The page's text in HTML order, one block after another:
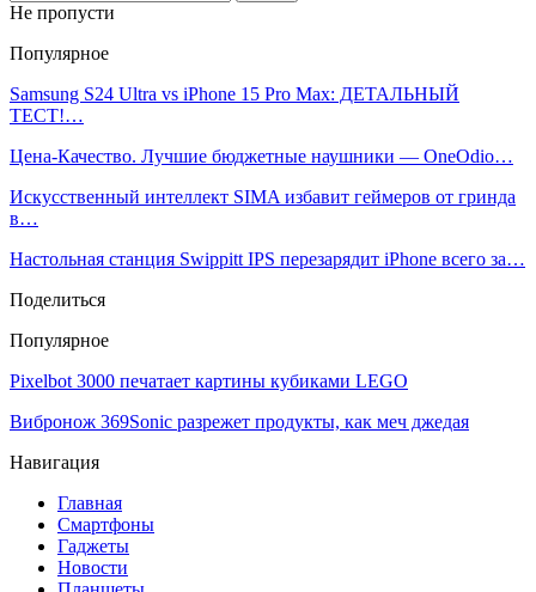
Не пропусти
Популярное
Samsung S24 Ultra vs iPhone 15 Pro Max: ДЕТАЛЬНЫЙ
ТЕСТ!…
Цена-Качество. Лучшие бюджетные наушники — OneOdio…
Искусственный интеллект SIMA избавит геймеров от гринда
в…
Настольная станция Swippitt IPS перезарядит iPhone всего за…
Поделиться
Популярное
Pixelbot 3000 печатает картины кубиками LEGO
Вибронож 369Sonic разрежет продукты, как меч джедая
Навигация
Главная
Смартфоны
Гаджеты
Новости